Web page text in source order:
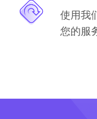
使用我
您的服